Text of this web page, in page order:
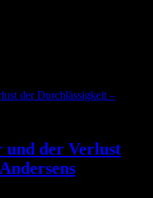
der Verlust